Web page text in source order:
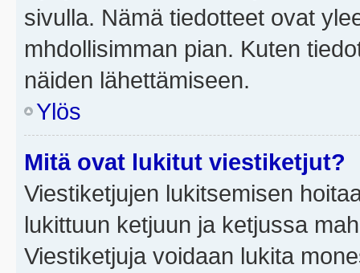
sivulla. Nämä tiedotteet ovat
mhdollisimman pian. Kuten
näiden lähettämiseen.
Ylös
Mitä ovat lukitut viestiketjut?
Viestiketjujen lukitsemisen
lukittuun ketjuun ja ketjussa
Viestiketjuja voidaan lukita